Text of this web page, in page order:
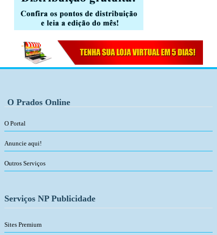
O Prados Online
O Portal
Anuncie aqui!
Outros Serviços
Serviços NP Publicidade
Sites Premium